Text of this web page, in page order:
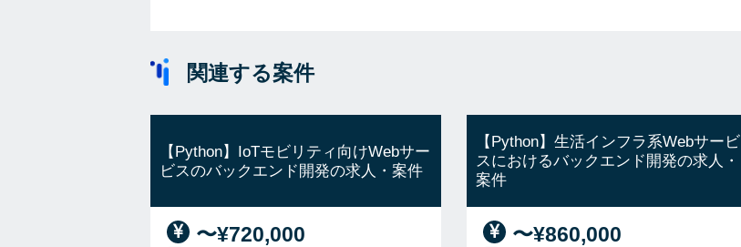
関連する案件
【Python】IoTモビリティ向けWebサー
ビスのバックエンド開発の求人・案件
〜¥720,000
【Python】生活インフラ系Webサービ
スにおけるバックエンド開発の求人・
案件
〜¥860,000